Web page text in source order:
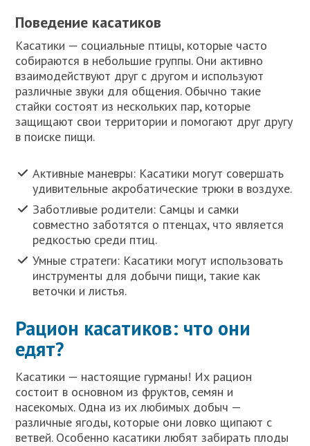
Поведение касатиков
Касатики — социальные птицы, которые часто
собираются в небольшие группы. Они активно
взаимодействуют друг с другом и используют
различные звуки для общения. Обычно такие
стайки состоят из нескольких пар, которые
защищают свои территории и помогают друг другу
в поиске пищи.
Активные маневры: Касатики могут совершать
удивительные акробатические трюки в воздухе.
Заботливые родители: Самцы и самки
совместно заботятся о птенцах, что является
редкостью среди птиц.
Умные стратеги: Касатики могут использовать
инструменты для добычи пищи, такие как
веточки и листья.
Рацион касатиков: что они
едят?
Касатики — настоящие гурманы! Их рацион
состоит в основном из фруктов, семян и
насекомых. Одна из их любимых добыч —
различные ягоды, которые они ловко щипают с
ветвей. Особенно касатики любят забирать плоды